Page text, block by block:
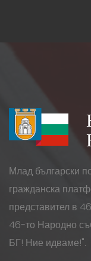
Млад български
гражданска
представител в
46-то Народно
БГ! Ние идваме!".